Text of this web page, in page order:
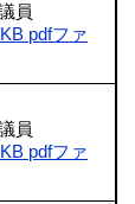
員
pdfファ
員
pdfファ